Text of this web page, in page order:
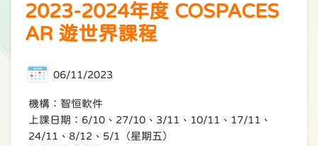
2023-2024年度 COSPACES
AR 遊世界課程
06/11/2023
機構：智恒軟件
上課日期：6/10、27/10、3/11、10/11、17/11、
24/11、8/12、5/1（星期五）